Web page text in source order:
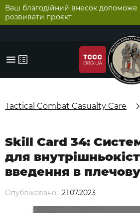
Ваш благодійний внесок допоможе
розвивати проєкт
Tactical Combat Casualty Care
Опубліковано: 21.07.2023
Skill Card 34:
для
введення в